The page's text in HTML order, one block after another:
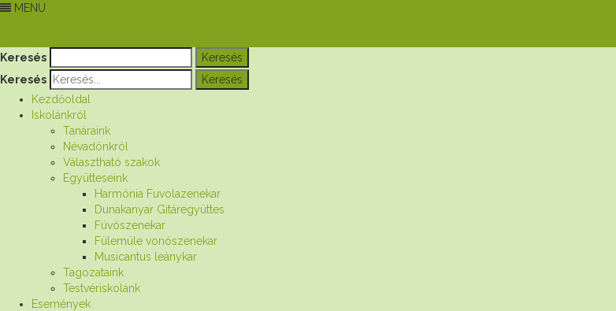
MENU
Keresés
Keresés
Kezdőoldal
Iskolánkról
Tanáraink
Névadónkról
Választható szakok
Együtteseink
Harmónia Fuvolazenekar
Dunakanyar Gitáregyüttes
Fúvószenekar
Fülemüle vonószenekar
Musicantus leánykar
Tagozataink
Testvériskolánk
Események